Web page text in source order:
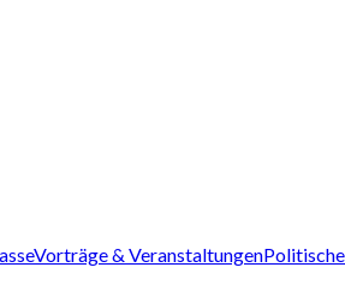
Vorträge & Veranstaltungen